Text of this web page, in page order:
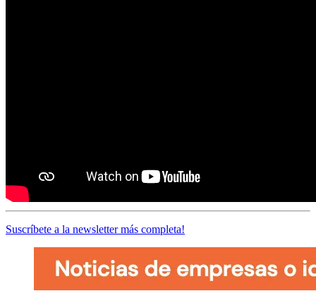
Suscríbete a la newsletter más completa!